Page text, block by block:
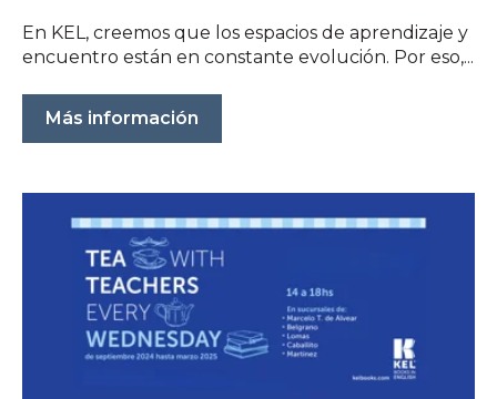
En KEL, creemos que los espacios de aprendizaje y
encuentro están en constante evolución. Por eso,...
Más información